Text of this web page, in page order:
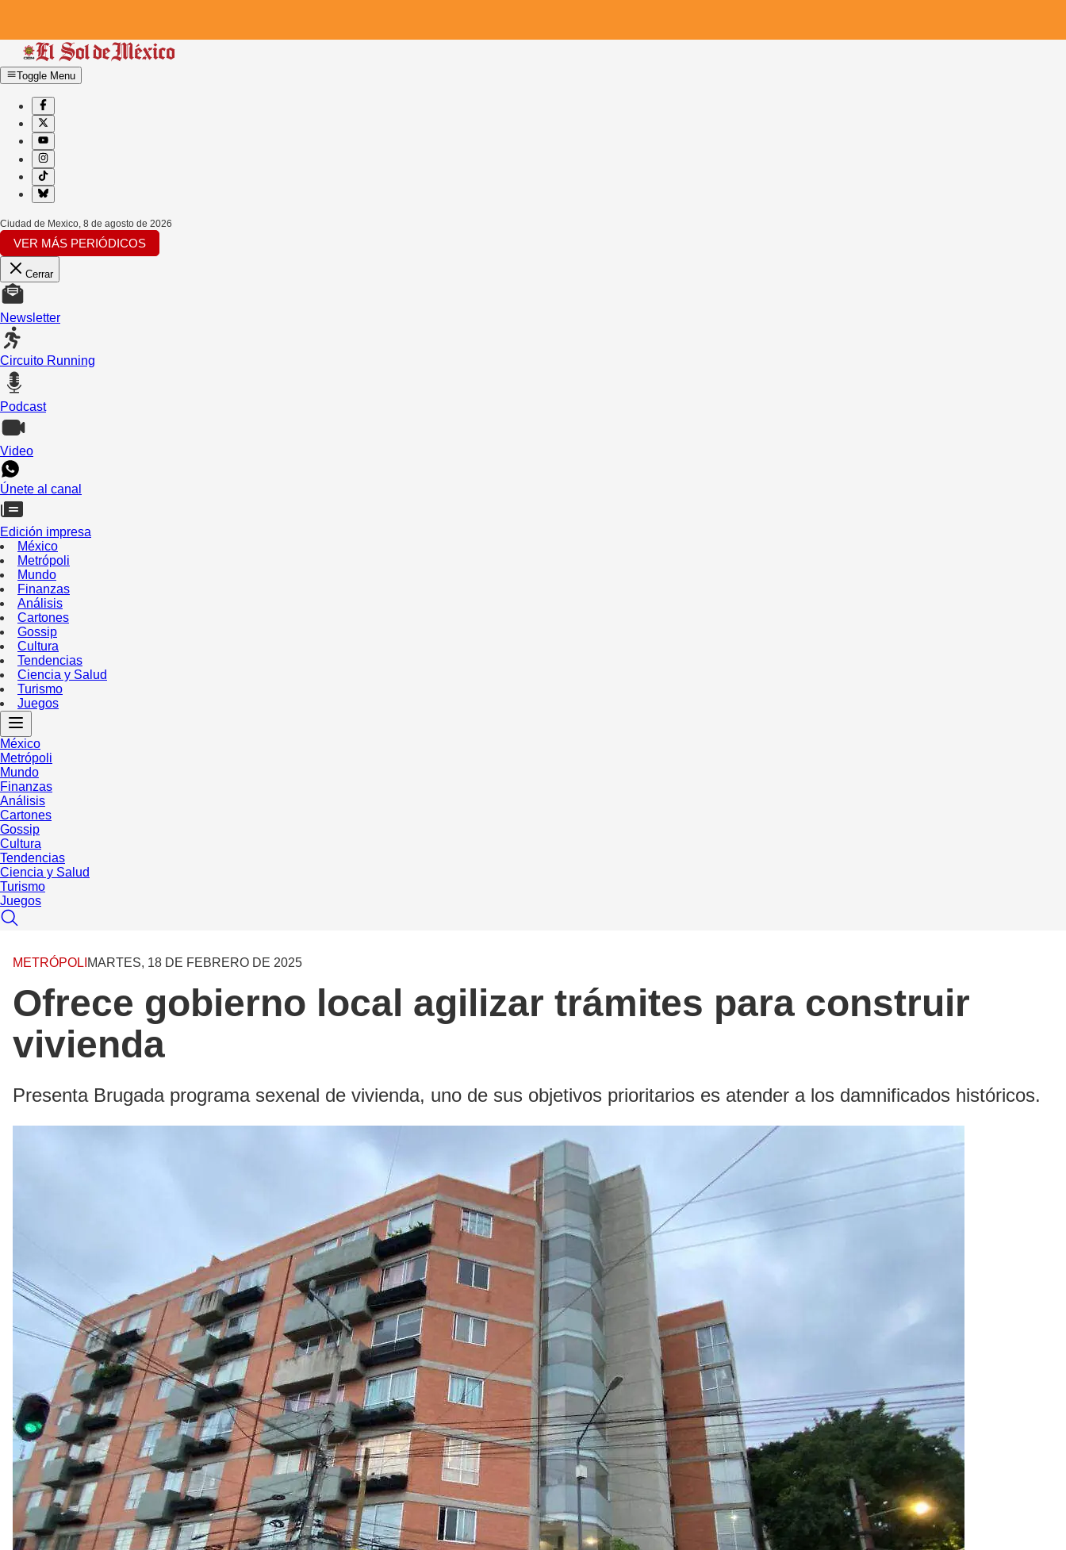
Toggle Menu
Ciudad de Mexico, 8 de agosto de 2026
VER MÁS PERIÓDICOS
Cerrar
Newsletter
Circuito Running
Podcast
Video
Únete al canal
Edición impresa
México
Metrópoli
Mundo
Finanzas
Análisis
Cartones
Gossip
Cultura
Tendencias
Ciencia y Salud
Turismo
Juegos
México
Metrópoli
Mundo
Finanzas
Análisis
Cartones
Gossip
Cultura
Tendencias
Ciencia y Salud
Turismo
Juegos
METRÓPOLI MARTES, 18 DE FEBRERO DE 2025
Ofrece gobierno local agilizar trámites para construir
vivienda
Presenta Brugada programa sexenal de vivienda, uno de sus objetivos prioritarios es atender a los damnificados históricos.